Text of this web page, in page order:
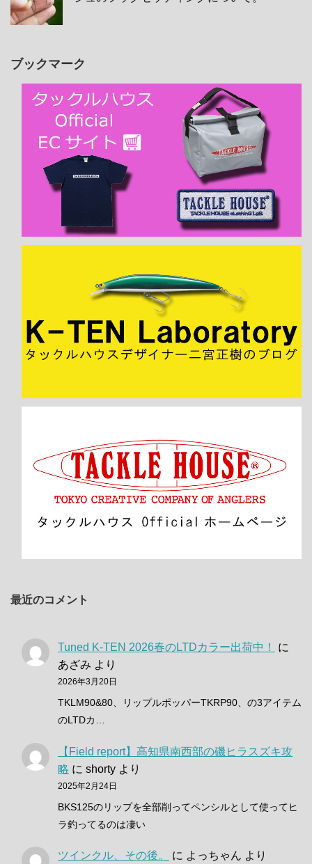
ブックマーク
最近のコメント
Tuned K-TEN 2026春のLTDカラー出荷中！
に
あざみ より
2026年3月20日
TKLM90&80、リップルポッパーTKRP90、の3アイテム
のLTDカ…
【Field report】高知県南西部の磯ヒラスズキ攻
略 に shorty より
2025年2月24日
BKS125のリップを全部削ってペンシルとして使ってヒ
ラ釣ってるのは凄い
ツインクル、その後。 に よっちゃん より